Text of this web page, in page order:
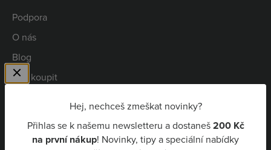
Hej, nechceš zmeškat novinky?
Přihlas se k našemu newsletteru a dostaneš200 Kč
na první nákup! Novinky, tipy a speciální nabídky
Podpora
O nás
Blog
Kde koupit
Niceboy Pay